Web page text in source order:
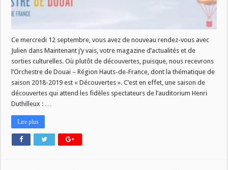
Ce mercredi 12 septembre, vous avez de nouveau rendez-vous avec
Julien dans Maintenant j’y vais, votre magazine d’actualités et de
sorties culturelles. Où plutôt de découvertes, puisque, nous recevrons
l’Orchestre de Douai – Région Hauts-de-France, dont la thématique de
saison 2018-2019 est « Découvertes ». C’est en effet, une saison de
découvertes qui attend les fidèles spectateurs de l’auditorium Henri
Duthilleux : …
Lire plus